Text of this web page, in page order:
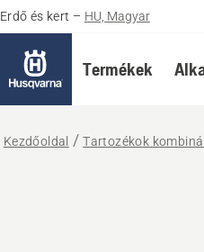
Erdő és kert – HU, Magyar
Termékek
Kezdőoldal Tartozékok